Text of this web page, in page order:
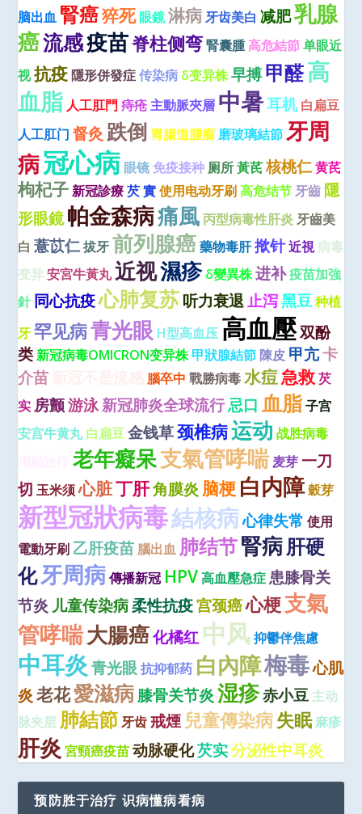
脑出血 腎癌猝死 眼鏡淋病 牙齿美白 减肥乳腺
癌流感疫苗脊柱侧弯 腎囊腫高危結節 单眼近
视抗疫 隱形併發症 传染病 δ变异株早搏甲醛高
血脂 人工肛門 痔疮 主動脈夾層 中暑耳机 白扁豆
人工肛门 督灸 跌倒 胃腸道腫瘤 磨玻璃結節 牙周
病冠心病 眼镜 免疫接种 厕所 黃芪 核桃仁黄芪
枸杞子 新冠診療 芡 實 使用电动牙刷 高危结节 牙齒 隱
形眼鏡帕金森病痛風 丙型病毒性肝炎 牙齒美
白 薏苡仁拔牙 前列腺癌 藥物毒肝揿针近視病毒
变异 安宮牛黃丸近视濕疹 δ變異株进补疫苗加強
針 同心抗疫心肺复苏听力衰退止泻黑豆 种植
牙 罕见病青光眼 H型高血压 高血壓双酚
类 新冠病毒OMICRON变异株 甲狀腺結節 陳皮 甲亢卡
介苗
腦卒中 戰勝病毒 水痘急救 芡
实 房颤游泳新冠肺炎全球流行忌口 血脂 子宫
安宫牛黄丸 白扁豆 金钱草颈椎病运动 战胜病毒
老年癡呆支氣管哮喘 麦芽 一刀
切 玉米须 心脏丁肝角膜炎 脑梗 白内障穀芽
新型冠狀病毒結核病 心律失常 使用
電動牙刷 乙肝疫苗 腦出血 肺结节腎病肝硬
化牙周病 傳播新冠 HPV 高血壓急症 患膝骨关
节炎 儿童传染病柔性抗疫宫颈癌心梗支氣
管哮喘大腸癌化橘红 中风 抑鬱伴焦慮
中耳炎 青光眼 抗抑郁药 白內障梅毒心肌
炎 老花愛滋病膝骨关节炎 湿疹赤小豆 主动
脉夹层 肺結節 牙齿 戒煙 兒童傳染病失眠 麻疹
肝炎 宮頸癌疫苗 动脉硬化芡实分泌性中耳炎
预防胜于治疗 识病懂病看病